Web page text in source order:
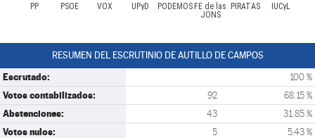
PP PSOE VOX UPyD PODEMOS FE de las
JONS
PIRATAS IUCyL
RESUMEN DEL ESCRUTINIO DE AUTILLO DE CAMPOS
Escrutado: 100 %
Votos contabilizados: 92 68.15 %
Abstenciones: 43 31.85 %
Votos nulos: 5 5.43 %